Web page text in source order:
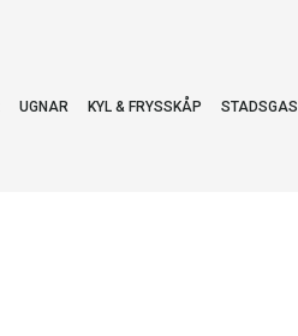
UGNAR KYL & FRYSSKÅP STADSGAS